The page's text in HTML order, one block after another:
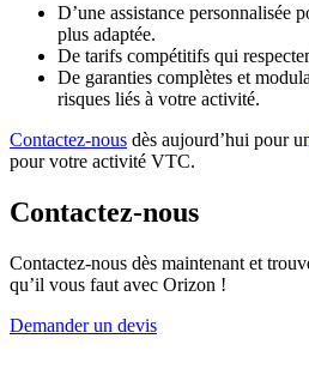
D’une assistance personnalisée
plus adaptée.
De tarifs compétitifs qui
De garanties complètes et
risques liés à votre activité.
Contactez-nous dès aujourd’hui pour
pour votre activité VTC.
Contactez-nous
Contactez-nous dès maintenant et
qu’il vous faut avec Orizon !
Demander un devis